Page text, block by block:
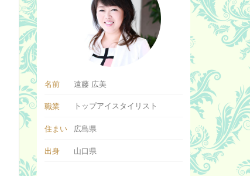
名前
遠藤 広美
職業
トップアイスタイリスト
住まい
広島県
出身
山口県